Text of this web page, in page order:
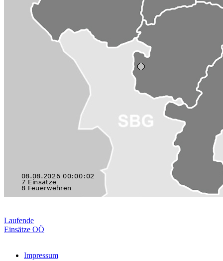
Laufende
Einsätze OÖ
Impressum